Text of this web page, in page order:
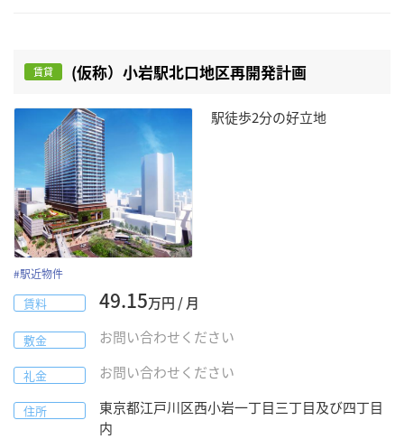
賃貸 (仮称）小岩駅北口地区再開発計画
駅徒歩2分の好立地
#駅近物件
賃料 49.15万円 / 月
敷金 お問い合わせください
礼金 お問い合わせください
住所 東京都江戸川区西小岩一丁目三丁目及び四丁目
内